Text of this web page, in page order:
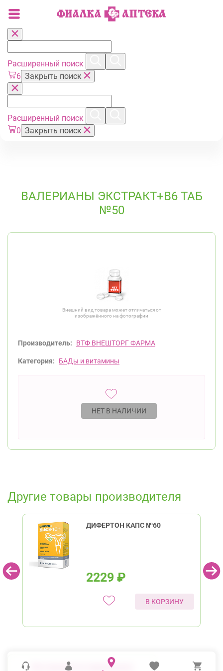
Расширенный поиск
6 Закрыть поиск
Расширенный поиск
0 Закрыть поиск
ВАЛЕРИАНЫ ЭКСТРАКТ+В6 ТАБ
№50
Внешний вид товара может отличаться от
изображённого на фотографии
Производитель: ВТФ ВНЕШТОРГ ФАРМА
Категория: БАДы и витамины
НЕТ В НАЛИЧИИ
Другие товары производителя
ДИФЕРТОН КАПС №60
2229 ₽
В КОРЗИНУ
Инструкция по применению